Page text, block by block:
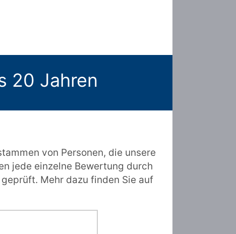
20 Jahren
von Personen, die unsere
jede einzelne Bewertung durch
Mehr dazu finden Sie auf